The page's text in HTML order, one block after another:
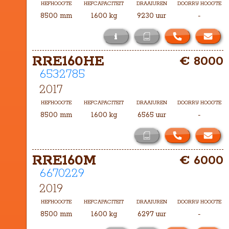
HEFHOOGTE HEFCAPACITEIT DRAAIUREN DOORRIJ HOOGTE
8500 mm 1600 kg 9230 uur -
i
Het masttype bij deze RRE160H is
TXHA-8500
RRE160HE
6532785
2017
HEFHOOGTE HEFCAPACITEIT DRAAIUREN DOORRIJ HOOGTE
8500 mm 1600 kg 6565 uur -
€ 8000
RRE160M
6670229
2019
HEFHOOGTE HEFCAPACITEIT DRAAIUREN DOORRIJ HOOGTE
8500 mm 1600 kg 6297 uur -
€ 6000